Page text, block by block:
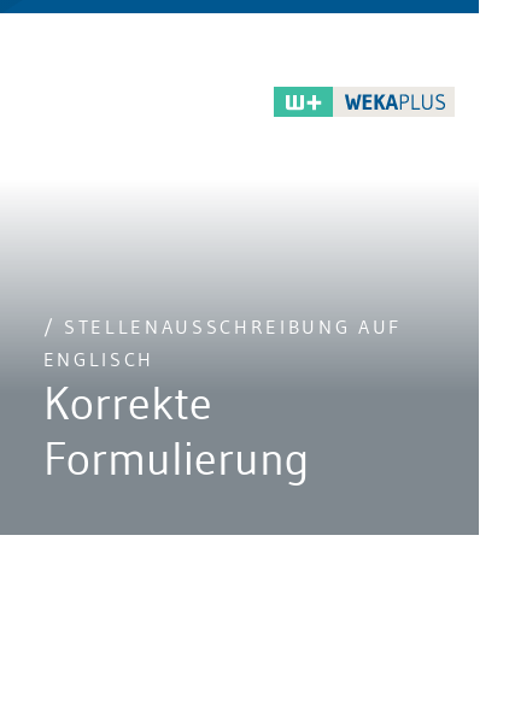
/ STELLENAUSSCHREIBUNG AUF
ENGLISCH
Korrekte
Formulierung